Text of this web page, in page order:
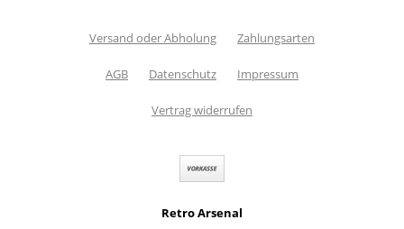
Versand oder Abholung Zahlungsarten
AGB Datenschutz Impressum
Vertrag widerrufen
Retro Arsenal